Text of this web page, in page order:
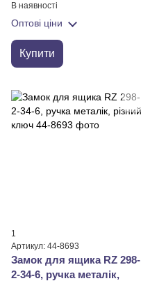
В наявності
Оптові ціни
Купити
1
Артикул: 44-8693
Замок для ящика RZ 298-
2-34-6, ручка металік,